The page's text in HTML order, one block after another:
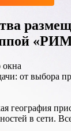
от выбора
география
в сети.